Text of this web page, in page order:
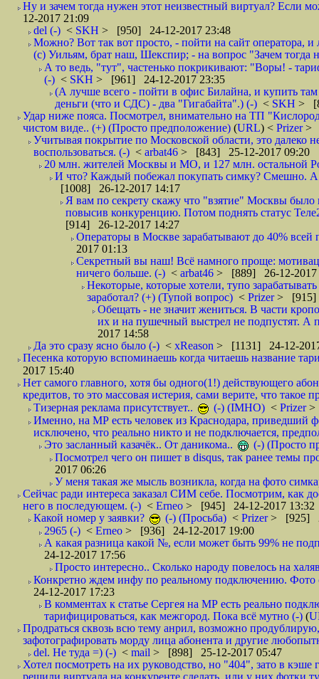
Ну и зачем тогда нужен этот неизвестный виртуал? Если
12-2017 21:09
del (-) < SKH > [950] 24-12-2017 23:48
Можно? Вот так вот просто, - пойти на сайт оператора,
(с) Уильям, брат наш, Шекспир; - на вопрос "Зачем тогда
А то ведь, "тут", частенько покрикивают: "Воры! -
(-) < SKH > [961] 24-12-2017 23:35
(А лучше всего - пойти в офис Билайна, и купить
деньги (что и СДС) - два "Гигабайта".) (-) < SKH >
Удар ниже пояса. Посмотрел, внимательно на ТП
чистом виде.. (+) (Просто предположение) (URL) < Prizer>
Учитывая покрытие по Московской области, это далеко
воспользоваться. (-) < arbat46 > [843] 25-12-2017 09:20
20 млн. жителей Москвы и МО, и 127 млн. остальной
И что? Каждый побежал покупать симку? Смешно. А
[1008] 26-12-2017 14:17
Я вам по секрету скажу что "взятие" Москвы
повысив конкуренцию. Потом поднять статус
[914] 26-12-2017 14:27
Операторы в Москве зарабатывают до 40% всей
2017 01:13
Секретный вы наш! Всё намного проще:
ничего больше. (-) < arbat46 > [889] 26-12-2017
Некоторые, которые хотели, тупо
заработал? (+) (Тупой вопрос) < Prizer> [915]
Обещать - не значит жениться. В части
их и на пушечный выстрел не подпустят. А
2017 14:58
Да это сразу ясно было (-) < xReason > [1131] 24-12-
Песенка которую вспоминаешь когда читаешь название
2017 15:40
Нет самого главного, хотя бы одного(1!) действующего
кредитов, то это массовая истерия, сами верите, что такое
Тизерная реклама присутствует..
(-) (IMHO) < Prizer>
Именно, на МР есть человек из Краснодара, приведший
исключено, что реально никто и не подключается,
Это засланный казачёк.. От даникома..
(-) (Просто
Посмотрел чего он пишет в disqus, так ранее темы
2017 06:26
У меня такая же мысль возникла, когда на фото
Сейчас ради интереса заказал СИМ себе. Посмотрим, как
него в последующем. (-) < Erneo > [945] 24-12-2017 13:32
Какой номер у заявки?
(-) (Просьба) < Prizer> [925]
2965 (-) < Erneo > [936] 24-12-2017 19:00
А какая разница какой №, если может быть 99% не
24-12-2017 17:56
Просто интересно.. Сколько народу повелось на
Конкретно ждем инфу по реальному подключению. Фото
24-12-2017 17:23
В комментах к статье Сергея на МР есть реально
тарифицироваться, как межгород. Пока всё мутно (-) (
Продраться сквозь всю тему анрил, возможно
зафотографировать морду лица абонента и другие
del. Не туда =) (-) < mail > [898] 25-12-2017 05:47
Хотел посмотреть на их руководство, но "404", зато в
решили виртуала на конкуренте сделать, или у них фотки